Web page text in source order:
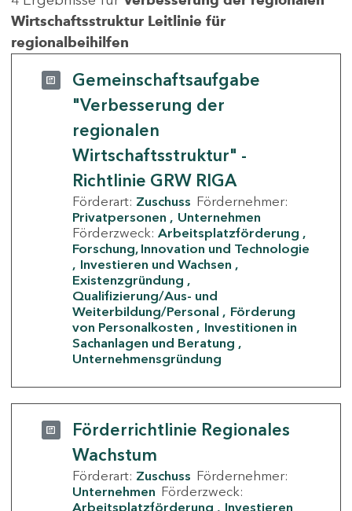
Wirtschaftsstruktur Leitlinie für
regionalbeihilfen
Gemeinschaftsaufgabe
"Verbesserung der
regionalen
Wirtschaftsstruktur" -
Richtlinie GRW RIGA
Förderart: Zuschuss Fördernehmer:
Privatpersonen
Unternehmen
Förderzweck: Arbeitsplatzförderung
Forschung, Innovation und Technologie
Investieren und Wachsen
Existenzgründung
Qualifizierung/Aus- und
Weiterbildung/Personal
Förderung
von Personalkosten
Investitionen in
Sachanlagen und Beratung
Unternehmensgründung
Förderrichtlinie Regionales
Wachstum
Förderart: Zuschuss Fördernehmer:
Unternehmen Förderzweck:
Arbeitsplatzförderung
Investieren